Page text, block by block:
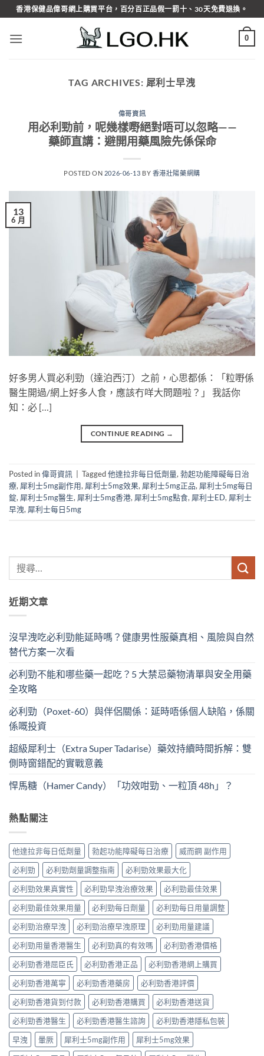
Skip
to
content
香港保健品偉哥網上購買平台，百分百正品假一罰十、30天免費退換。
0
TAG ARCHIVES: 犀利士早洩
偉哥資訊
用必利勁前，呢幾樣嘢絕對唔可以忽略——
藥師直講：避開用藥風險先係保命
POSTED ON 2026-06-13 BY 香港壯陽藥網購
13
6 月
好多男人買必利勁（達泊西汀）之前，心思都係：「粒嘢係
醫生開過/網上好多人食，應該冇咩大問題啦？」 我話你
知：必 […]
CONTINUE READING →
Posted in偉哥資訊 Tagged他達拉非每日低劑量, 勃起功能障礙每日治
療, 犀利士5mg副作用, 犀利士5mg效果, 犀利士5mg正品, 犀利士5mg每日
錠, 犀利士5mg醫生, 犀利士5mg香港, 犀利士5mg點食, 犀利士ED, 犀利士
早洩, 犀利士每日5mg
近期文章
沒早洩吃必利勁能延時嗎？健康男性服藥真相、風險與自然
替代方案一次看
必利勁不能和哪些藥一起吃？5 大禁忌藥物清單與安全用藥
全攻略
必利勁（Poxet-60）與伴侶關係：延時唔係個人缺陷，係關
係嘅投資
超級犀利士（Extra Super Tadarise）藥效持續時間拆解：雙
側時窗錯配的實戰意義
悍馬糖（Hamer Candy）「功效咁勁、一粒頂 48h」？
熱點關注
他達拉非每日低劑量 勃起功能障礙每日治療
威而鋼 副作用
必利勁
必利勁劑量調整指南
必利勁效果最大化
必利勁效果真實性
必利勁早洩治療效果
必利勁最佳效果
必利勁最佳效果用量
必利勁每日劑量
必利勁每日用量調整
必利勁治療早洩
必利勁治療早洩原理
必利勁用量建議
必利勁用量香港醫生
必利勁真的有效嗎
必利勁香港價格
必利勁香港屈臣氏
必利勁香港正品
必利勁香港網上購買
必利勁香港萬寧
必利勁香港藥房
必利勁香港評價
必利勁香港貨到付款
必利勁香港購買
必利勁香港送貨
必利勁香港醫生
必利勁香港醫生諮詢
必利勁香港隱私包裝
早洩
暈厥 犀利士5mg副作用
犀利士5mg效果